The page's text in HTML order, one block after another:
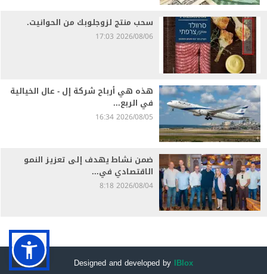
سحب منتج لزوجلوبك من الحوانيت.
2026/08/06 17:03
هذه هي أرباح شركة إل - عال الخيالية
في الربع...
2026/08/05 16:34
ضمن نشاط يهدف إلى تعزيز النمو
الاقتصادي في...
2026/08/04 8:18
Designed and developed by IBlox